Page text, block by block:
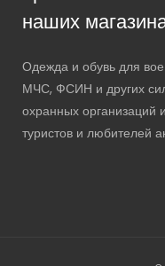
наших
Одежда и обувь для
МЧС, ФСИН и других
охранных организаций
туристов и любителей